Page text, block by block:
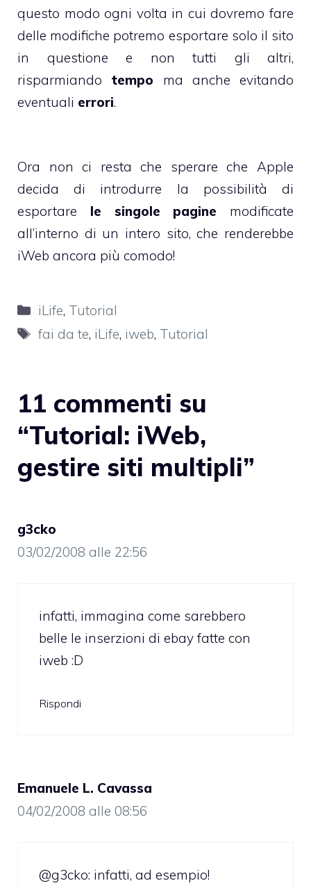
questo modo ogni volta in cui dovremo fare
delle modifiche potremo esportare solo il sito
in questione e non tutti gli altri,
risparmiando tempo ma anche evitando
eventuali errori.
Ora non ci resta che sperare che Apple
decida di introdurre la possibilità di
esportare le singole pagine modificate
all’interno di un intero sito, che renderebbe
iWeb ancora più comodo!
Categorie
iLife, Tutorial
Tag
fai da te, iLife, iweb, Tutorial
11 commenti su
“Tutorial: iWeb,
gestire siti multipli”
g3cko
03/02/2008 alle 22:56
infatti, immagina come sarebbero
belle le inserzioni di ebay fatte con
iweb :D
Rispondi
Emanuele L. Cavassa
04/02/2008 alle 08:56
@g3cko: infatti, ad esempio!